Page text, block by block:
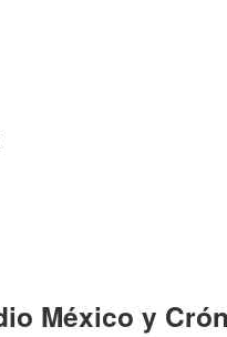
México y